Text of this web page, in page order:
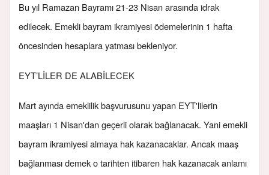
Bu yıl Ramazan Bayramı 21-23 Nisan arasında idrak
edilecek. Emekli bayram ikramiyesi ödemelerinin 1 hafta
öncesinden hesaplara yatması bekleniyor.
EYT’LİLER DE ALABİLECEK
Mart ayında emeklilik başvurusunu yapan EYT'lilerin
maaşları 1 Nisan'dan geçerli olarak bağlanacak. Yani emekli
bayram ikramiyesi almaya hak kazanacaklar. Ancak maaş
bağlanması demek o tarihten itibaren hak kazanacak anlamı